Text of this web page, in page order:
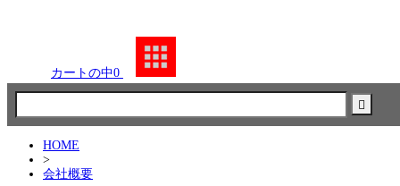
カートの中0
HOME
>
会社概要